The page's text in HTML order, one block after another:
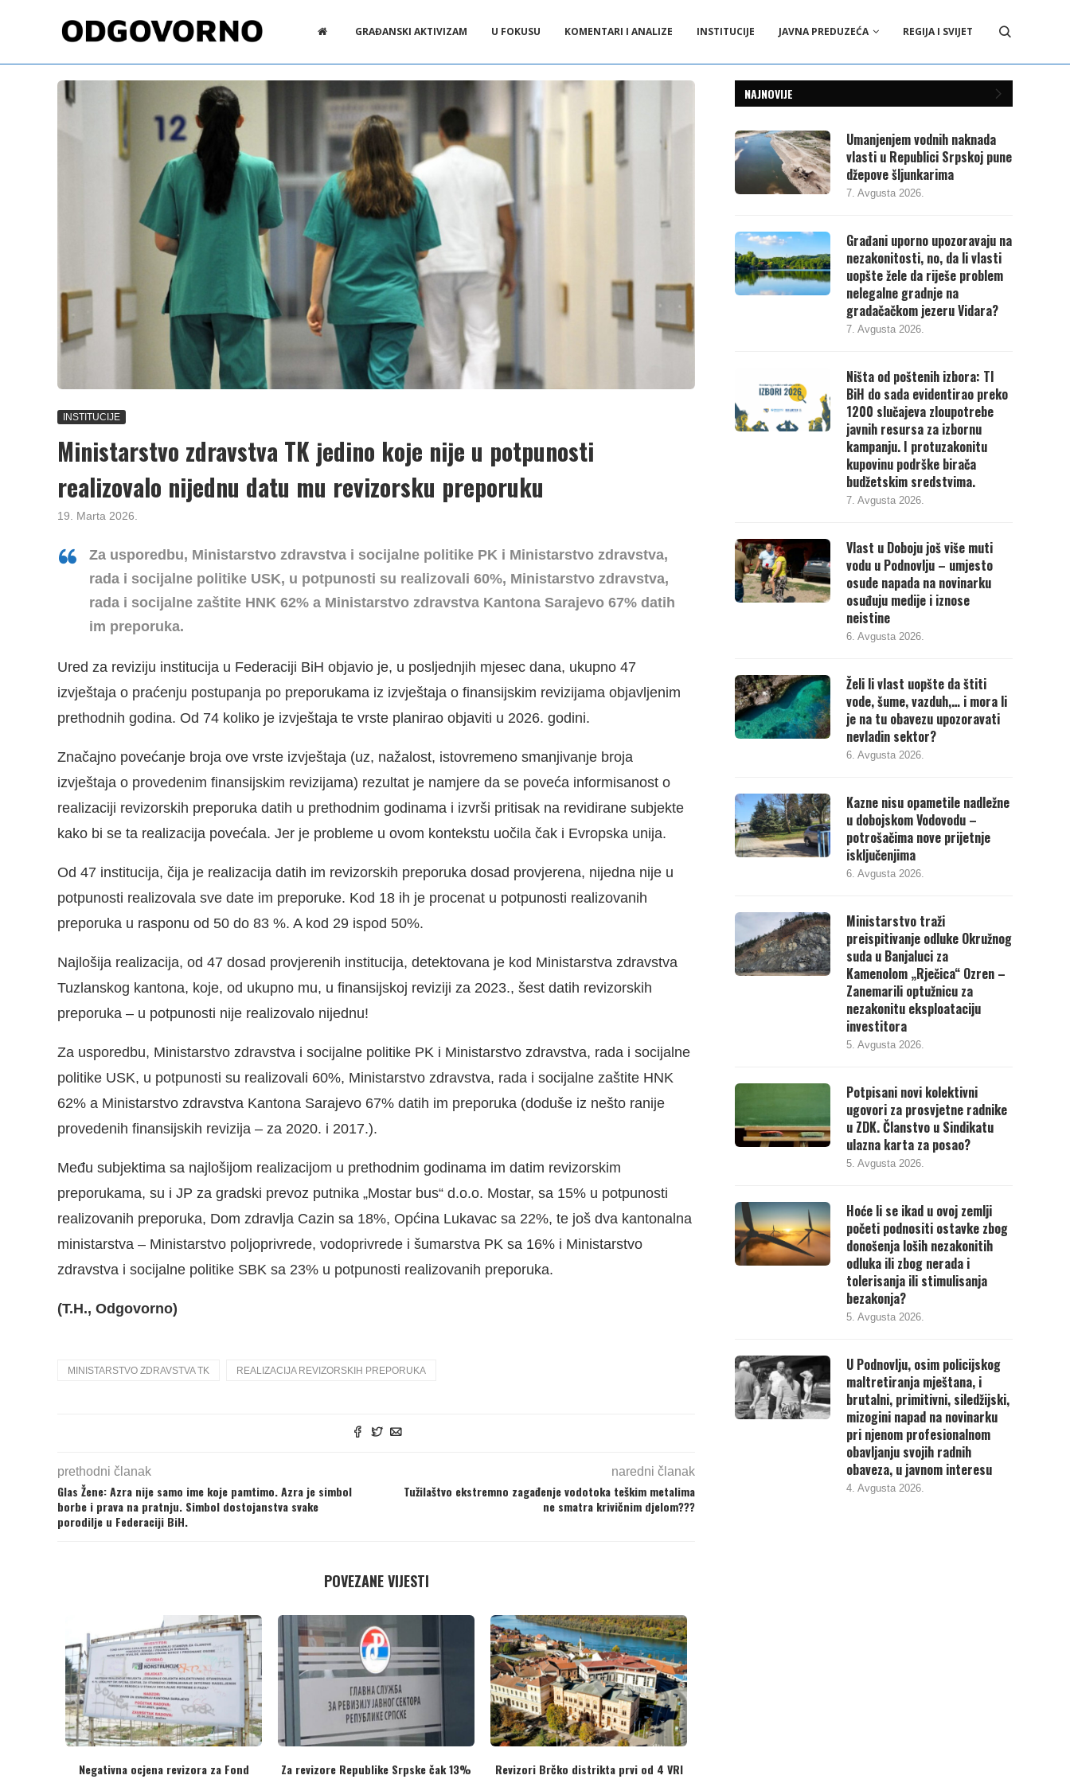
GRAĐANSKI AKTIVIZAM U FOKUSU KOMENTARI I ANALIZE INSTITUCIJE JAVNA PREDUZEĆA REGIJA I SVIJET
INSTITUCIJE
Ministarstvo zdravstva TK jedino koje nije u potpunosti
realizovalo nijednu datu mu revizorsku preporuku
19. Marta 2026.
Za usporedbu, Ministarstvo zdravstva i socijalne politike PK i Ministarstvo zdravstva,
rada i socijalne politike USK, u potpunosti su realizovali 60%, Ministarstvo zdravstva,
rada i socijalne zaštite HNK 62% a Ministarstvo zdravstva Kantona Sarajevo 67% datih
im preporuka.
Ured za reviziju institucija u Federaciji BiH objavio je, u posljednjih mjesec dana, ukupno 47
izvještaja o praćenju postupanja po preporukama iz izvještaja o finansijskim revizijama objavljenim
prethodnih godina. Od 74 koliko je izvještaja te vrste planirao objaviti u 2026. godini.
Značajno povećanje broja ove vrste izvještaja (uz, nažalost, istovremeno smanjivanje broja
izvještaja o provedenim finansijskim revizijama) rezultat je namjere da se poveća informisanost o
realizaciji revizorskih preporuka datih u prethodnim godinama i izvrši pritisak na revidirane subjekte
kako bi se ta realizacija povećala. Jer je probleme u ovom kontekstu uočila čak i Evropska unija.
Od 47 institucija, čija je realizacija datih im revizorskih preporuka dosad provjerena, nijedna nije u
potpunosti realizovala sve date im preporuke. Kod 18 ih je procenat u potpunosti realizovanih
preporuka u rasponu od 50 do 83 %. A kod 29 ispod 50%.
Najlošija realizacija, od 47 dosad provjerenih institucija, detektovana je kod Ministarstva zdravstva
Tuzlanskog kantona, koje, od ukupno mu, u finansijskoj reviziji za 2023., šest datih revizorskih
preporuka – u potpunosti nije realizovalo nijednu!
Za usporedbu, Ministarstvo zdravstva i socijalne politike PK i Ministarstvo zdravstva, rada i socijalne
politike USK, u potpunosti su realizovali 60%, Ministarstvo zdravstva, rada i socijalne zaštite HNK
62% a Ministarstvo zdravstva Kantona Sarajevo 67% datih im preporuka (doduše iz nešto ranije
provedenih finansijskih revizija – za 2020. i 2017.).
Među subjektima sa najlošijom realizacijom u prethodnim godinama im datim revizorskim
preporukama, su i JP za gradski prevoz putnika „Mostar bus“ d.o.o. Mostar, sa 15% u potpunosti
realizovanih preporuka, Dom zdravlja Cazin sa 18%, Općina Lukavac sa 22%, te još dva kantonalna
ministarstva – Ministarstvo poljoprivrede, vodoprivrede i šumarstva PK sa 16% i Ministarstvo
zdravstva i socijalne politike SBK sa 23% u potpunosti realizovanih preporuka.
(T.H., Odgovorno)
MINISTARSTVO ZDRAVSTVA TK REALIZACIJA REVIZORSKIH PREPORUKA
prethodni članak
Glas Žene: Azra nije samo ime koje pamtimo. Azra je simbol
borbe i prava na pratnju. Simbol dostojanstva svake
porodilje u Federaciji BiH.
naredni članak
Tužilaštvo ekstremno zagađenje vodotoka teškim metalima
ne smatra krivičnim djelom???
POVEZANE VIJESTI
Revizori Brčko distrikta prvi od 4 VRI
Ministarstva odbrane, vanjskih poslova
Državni ured za reviziju završio
Revizori RS objavili 9 novih izvještaja.
NAJNOVIJE
Umanjenjem vodnih naknada
vlasti u Republici Srpskoj pune
džepove šljunkarima
7. Avgusta 2026.
Građani uporno upozoravaju na
nezakonitosti, no, da li vlasti
uopšte žele da riješe problem
nelegalne gradnje na
gradačačkom jezeru Vidara?
7. Avgusta 2026.
Ništa od poštenih izbora: TI
BiH do sada evidentirao preko
1200 slučajeva zloupotrebe
javnih resursa za izbornu
kampanju. I protuzakonitu
kupovinu podrške birača
budžetskim sredstvima.
7. Avgusta 2026.
Vlast u Doboju još više muti
vodu u Podnovlju – umjesto
osude napada na novinarku
osuđuju medije i iznose
neistine
6. Avgusta 2026.
Želi li vlast uopšte da štiti
vode, šume, vazduh,… i mora li
je na tu obavezu upozoravati
nevladin sektor?
6. Avgusta 2026.
Kazne nisu opametile nadležne
u dobojskom Vodovodu –
potrošačima nove prijetnje
isključenjima
6. Avgusta 2026.
Ministarstvo traži
preispitivanje odluke Okružnog
suda u Banjaluci za
Kamenolom „Rječica“ Ozren –
Zanemarili optužnicu za
nezakonitu eksploataciju
investitora
5. Avgusta 2026.
Potpisani novi kolektivni
ugovori za prosvjetne radnike
u ZDK. Članstvo u Sindikatu
ulazna karta za posao?
5. Avgusta 2026.
Hoće li se ikad u ovoj zemlji
početi podnositi ostavke zbog
donošenja loših nezakonitih
odluka ili zbog nerada i
tolerisanja ili stimulisanja
bezakonja?
5. Avgusta 2026.
U Podnovlju, osim policijskog
maltretiranja mještana, i
brutalni, primitivni, siledžijski,
mizogini napad na novinarku
pri njenom profesionalnom
obavljanju svojih radnih
obaveza, u javnom interesu
4. Avgusta 2026.